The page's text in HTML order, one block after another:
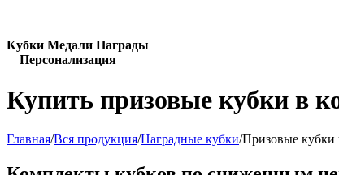
Кубки Медали Награды
Персонализация
Купить призовые кубки в
Главная/Вся продукция/Наградные кубки/Призовые кубки